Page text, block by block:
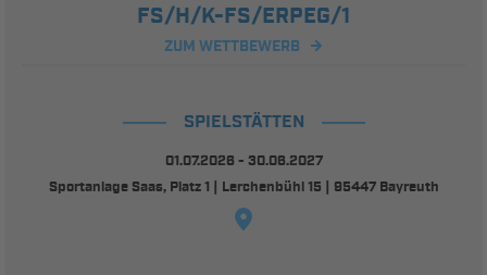
FS/H/K-FS/ERPEG/1
ZUM WETTBEWERB
SPIELSTÄTTEN
01.07.2026 - 30.06.2027
Sportanlage Saas, Platz 1 | Lerchenbühl 15 | 95447 Bayreuth